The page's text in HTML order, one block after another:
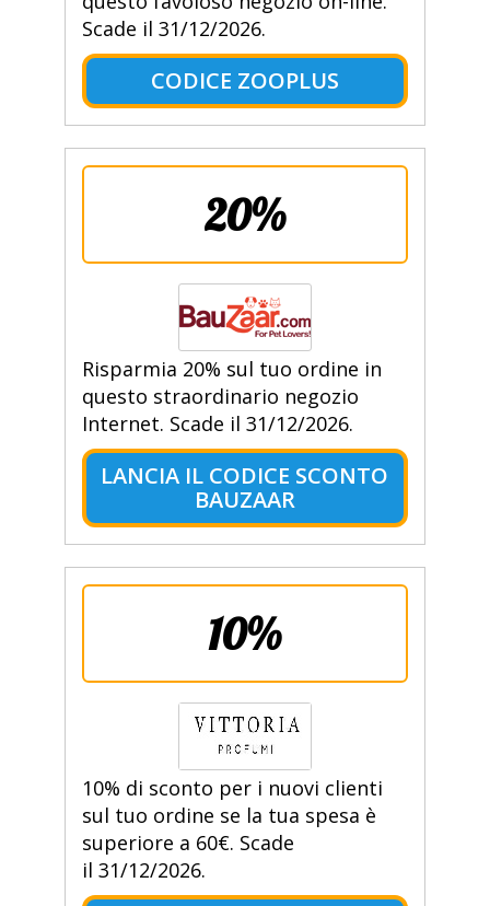
Scade il 31/12/2026.
CODICE ZOOPLUS
20%
Risparmia 20% sul tuo ordine in
questo straordinario negozio
Internet. Scade il 31/12/2026.
LANCIA IL CODICE SCONTO
BAUZAAR
10%
10% di sconto per i nuovi clienti
sul tuo ordine se la tua spesa è
superiore a 60€. Scade
il 31/12/2026.